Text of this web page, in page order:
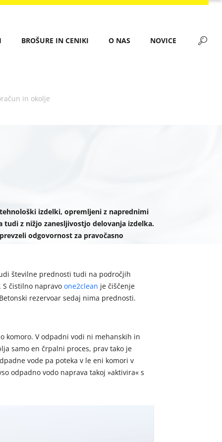
BROŠURE IN CENIKI O NAS NOVICE
in okolje
izdelki, opremljeni z naprednimi
z nižjo zanesljivostjo delovanja izdelka.
odgovornost za pravočasno
številne prednosti tudi na področjih
S čistilno napravo one2clean je čiščenje
rezervoar sedaj nima prednosti.
komoro. V odpadni vodi ni mehanskih in
samo en črpalni proces, prav tako je
vode pa poteka v le eni komori v
odpadno vodo naprava takoj »aktivira« s